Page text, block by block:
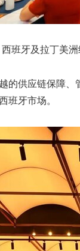
西班牙及拉丁美
应链保障、
班牙市场。